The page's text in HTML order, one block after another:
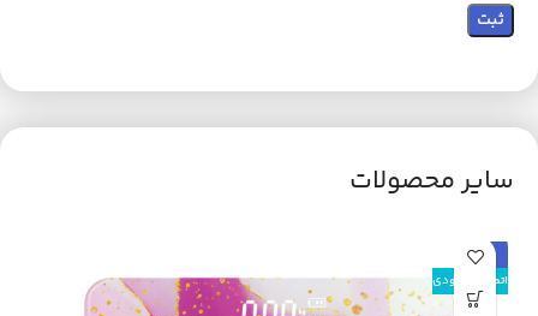
سایر محصولات
حراج
اتمام موجودی